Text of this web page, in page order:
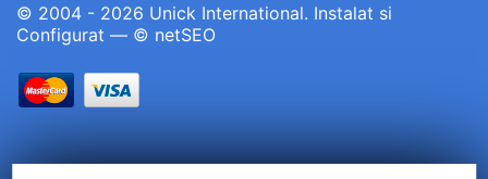
© 2004 - 2026 Unick International. Instalat si
Configurat — © netSEO